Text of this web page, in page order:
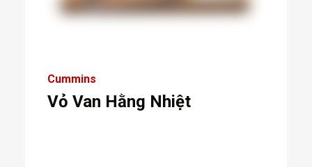
Cummins
Vỏ Van Hằng Nhiệt